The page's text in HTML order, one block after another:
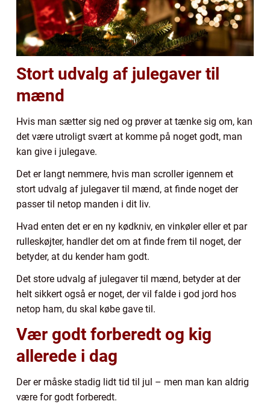
Stort udvalg af julegaver til
mænd
Hvis man sætter sig ned og prøver at tænke sig om, kan
det være utroligt svært at komme på noget godt, man
kan give i julegave.
Det er langt nemmere, hvis man scroller igennem et
stort udvalg af julegaver til mænd, at finde noget der
passer til netop manden i dit liv.
Hvad enten det er en ny kødkniv, en vinkøler eller et par
rulleskøjter, handler det om at finde frem til noget, der
betyder, at du kender ham godt.
Det store udvalg af julegaver til mænd, betyder at der
helt sikkert også er noget, der vil falde i god jord hos
netop ham, du skal købe gave til.
Vær godt forberedt og kig
allerede i dag
Der er måske stadig lidt tid til jul – men man kan aldrig
være for godt forberedt.